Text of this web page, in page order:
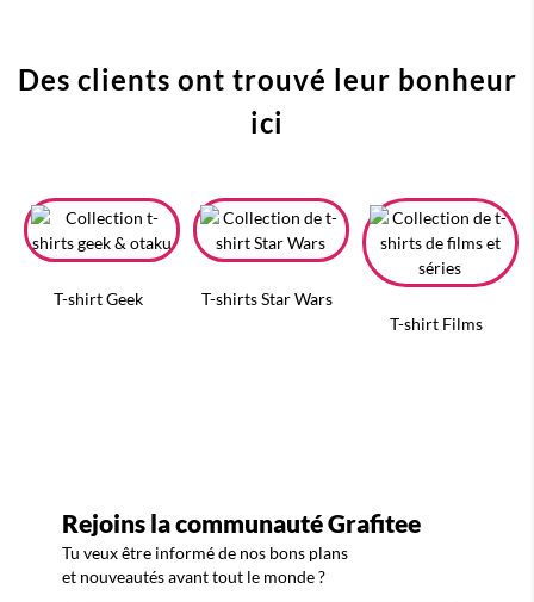
Des clients ont trouvé leur bonheur
ici
T-shirt Geek
T-shirts Star Wars
T-shirt Films
Rejoins la communauté Grafitee
Tu veux être informé de nos bons plans
et nouveautés avant tout le monde ?